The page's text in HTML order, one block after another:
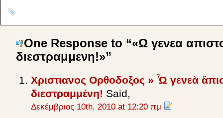
One Response to “«Ω γενεα
διεστραμμενη!»”
Χριστιανος Ορθοδοξος » Ὦ γενεὰ
διεστραμμένη! Said,
Δεκέμβριος 10th, 2010 at 12:20 πμ